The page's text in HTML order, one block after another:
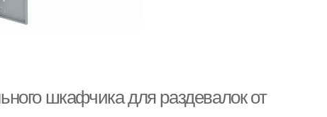
шкафчика для раздевалок от